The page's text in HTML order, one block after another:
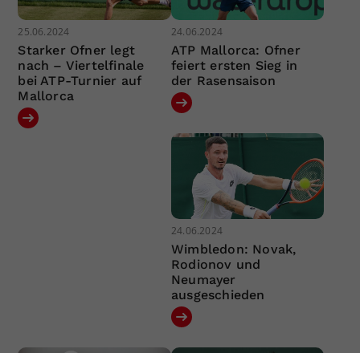
25.06.2024
Starker Ofner legt
nach – Viertelfinale
bei ATP-Turnier auf
Mallorca
24.06.2024
ATP Mallorca: Ofner
feiert ersten Sieg in
der Rasensaison
24.06.2024
Wimbledon: Novak,
Rodionov und
Neumayer
ausgeschieden